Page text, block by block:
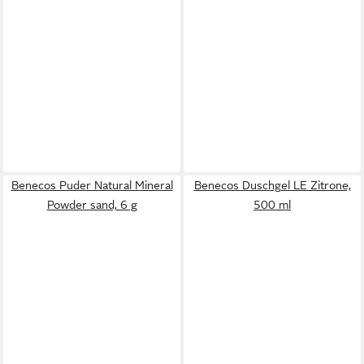
Benecos Puder Natural Mineral
Powder sand, 6 g
Benecos Duschgel LE Zitrone,
500 ml